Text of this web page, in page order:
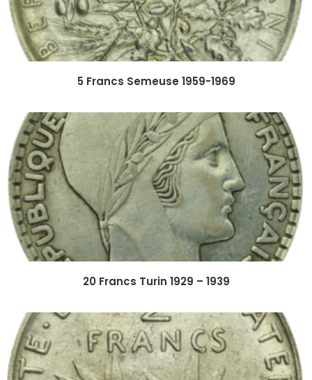
5 Francs Semeuse 1959-1969
20 Francs Turin 1929 – 1939